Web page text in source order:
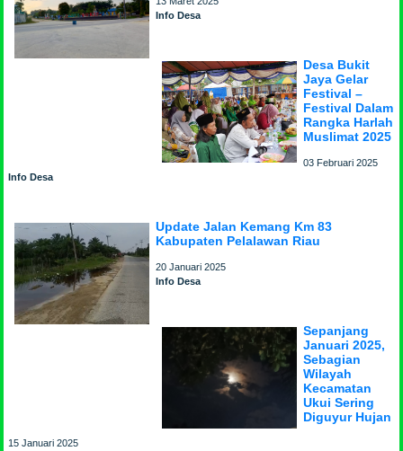
Info Desa
Desa Bukit
Jaya Gelar
Festival –
Festival Dalam
Rangka Harlah
Muslimat 2025
03 Februari 2025
Info Desa
Update Jalan Kemang Km 83
Kabupaten Pelalawan Riau
20 Januari 2025
Info Desa
Sepanjang
Januari 2025,
Sebagian
Wilayah
Kecamatan
Ukui Sering
Diguyur Hujan
15 Januari 2025